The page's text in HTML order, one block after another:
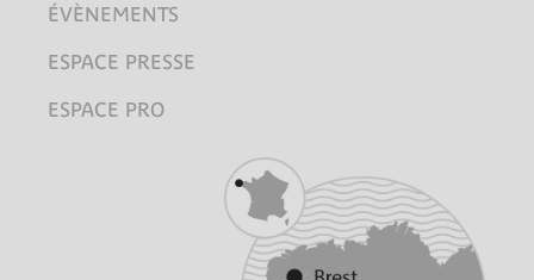
ÉVÈNEMENTS
ESPACE PRESSE
ESPACE PRO